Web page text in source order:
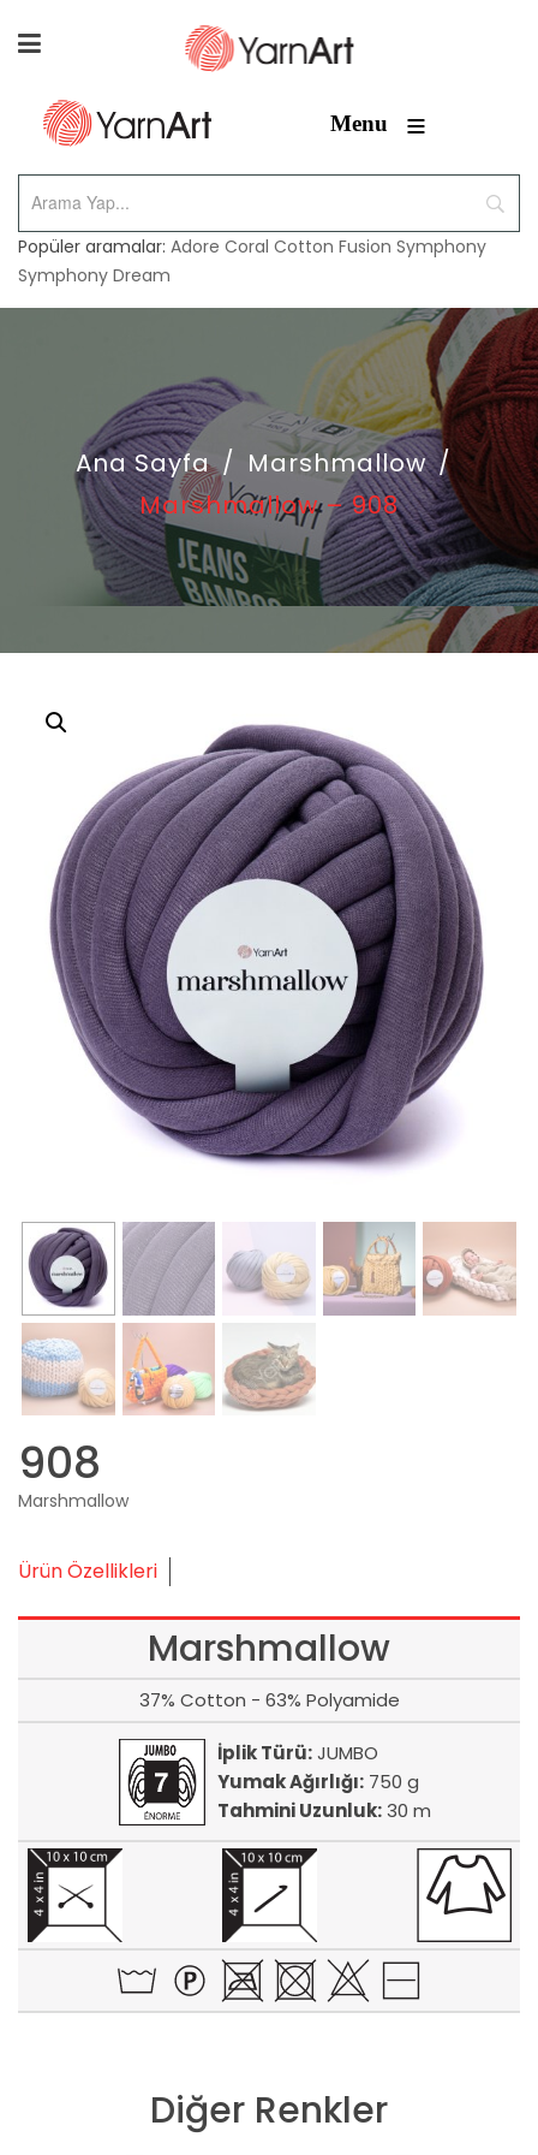
Menu ≡
Popüler aramalar: Adore Coral Cotton Fusion Symphony
Symphony Dream
Ana Sayfa / Marshmallow /
Marshmallow – 908
908
Marshmallow
Ürün Özellikleri
Marshmallow
37% Cotton - 63% Polyamide
İplik Türü:JUMBO
Yumak Ağırlığı: 750 g
Tahmini Uzunluk:30 m
Diğer Renkler